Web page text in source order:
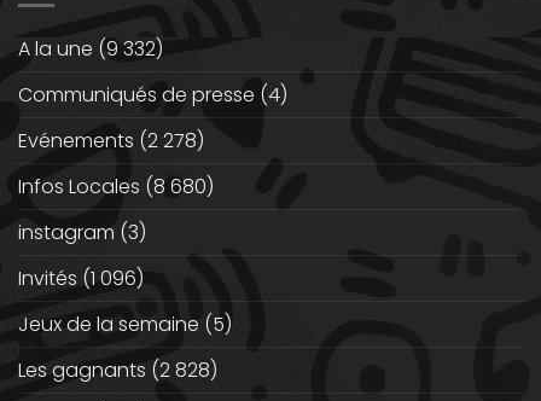
A la une (9 332)
Communiqués de presse (4)
Evénements (2 278)
Infos Locales (8 680)
instagram (3)
Invités (1 096)
Jeux de la semaine (5)
Les gagnants (2 828)